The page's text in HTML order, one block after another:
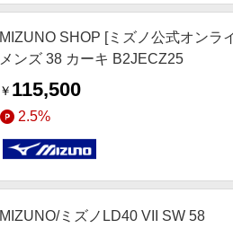
MIZUNO SHOP [ミズノ公式オンラ
メンズ 38 カーキ B2JECZ25
￥ 115,500
2.5%
MIZUNO/ミズノLD40 VII SW 58